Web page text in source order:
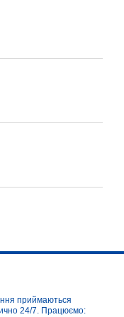
приймаються
24/7. Працюємо: